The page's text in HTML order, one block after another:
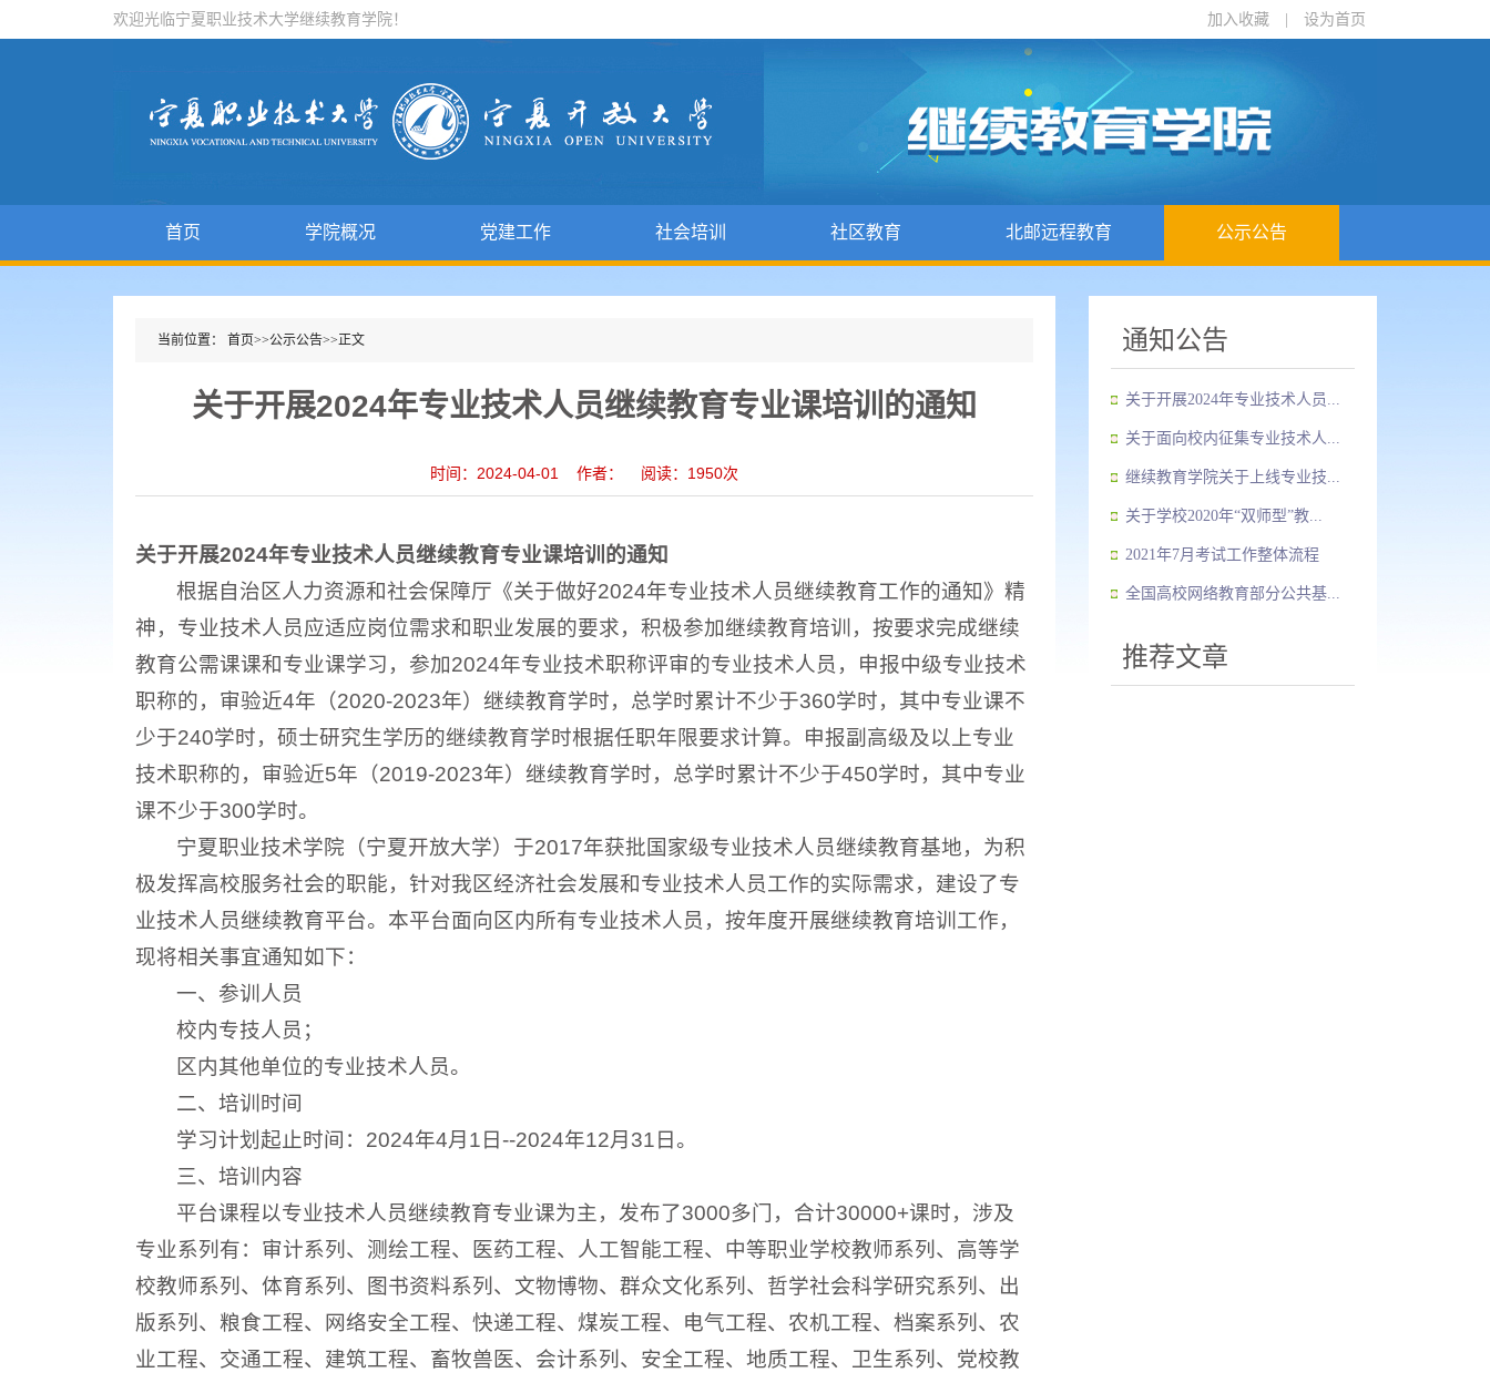
欢迎光临宁夏职业技术大学继续教育学院！ 加入收藏 设为首页
首页 学院概况 党建工作 社会培训 社区教育 北邮远程教育 公示公告
当前位置： 首页>>公示公告>>正文
关于开展2024年专业技术人员继续教育专业课培训的通知
时间：2024-04-01 作者： 阅读： 1950次
关于开展2024年专业技术人员继续教育专业课培训的通知
根据自治区人力资源和社会保障厅《关于做好2024年专业技术人员继续教育工作的通知》精
神，专业技术人员应适应岗位需求和职业发展的要求，积极参加继续教育培训，按要求完成继续
教育公需课课和专业课学习，参加2024年专业技术职称评审的专业技术人员，申报中级专业技术
职称的，审验近4年（2020-2023年）继续教育学时，总学时累计不少于360学时，其中专业课不
少于240学时，硕士研究生学历的继续教育学时根据任职年限要求计算。申报副高级及以上专业
技术职称的，审验近5年（2019-2023年）继续教育学时，总学时累计不少于450学时，其中专业
课不少于300学时。
宁夏职业技术学院（宁夏开放大学）于2017年获批国家级专业技术人员继续教育基地，为积
极发挥高校服务社会的职能，针对我区经济社会发展和专业技术人员工作的实际需求，建设了专
业技术人员继续教育平台。本平台面向区内所有专业技术人员，按年度开展继续教育培训工作，
现将相关事宜通知如下：
一、参训人员
校内专技人员；
区内其他单位的专业技术人员。
二、培训时间
学习计划起止时间：2024年4月1日--2024年12月31日。
三、培训内容
平台课程以专业技术人员继续教育专业课为主，发布了3000多门，合计30000+课时，涉及
专业系列有：审计系列、测绘工程、医药工程、人工智能工程、中等职业学校教师系列、高等学
校教师系列、体育系列、图书资料系列、文物博物、群众文化系列、哲学社会科学研究系列、出
版系列、粮食工程、网络安全工程、快递工程、煤炭工程、电气工程、农机工程、档案系列、农
业工程、交通工程、建筑工程、畜牧兽医、会计系列、安全工程、地质工程、卫生系列、党校教
通知公告
关于开展2024年专业技术人员...
关于面向校内征集专业技术人...
继续教育学院关于上线专业技...
关于学校2020年“双师型”教...
2021年7月考试工作整体流程
全国高校网络教育部分公共基...
推荐文章